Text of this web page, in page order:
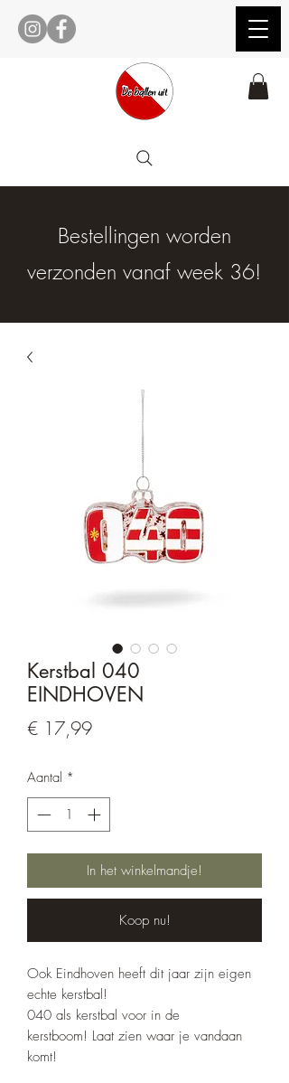
Bestellingen worden
verzonden vanaf week 36!
Kerstbal 040
EINDHOVEN
€ 17,99Prijs
Aantal *
In het winkelmandje!
Koop nu!
Ook Eindhoven heeft dit jaar zijn eigen
echte kerstbal!
040 als kerstbal voor in de
kerstboom! Laat zien waar je vandaan
komt!